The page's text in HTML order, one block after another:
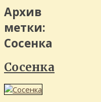
Архив
метки:
Сосенка
Сосенка